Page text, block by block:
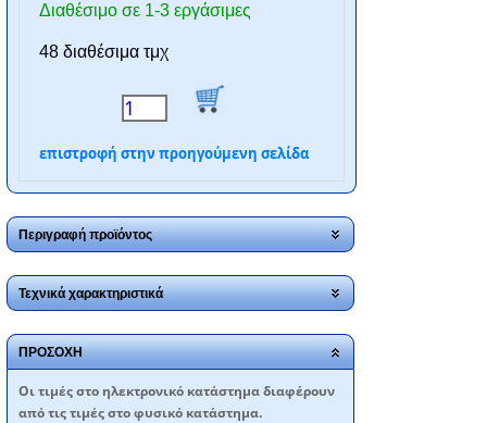
Διαθέσιμο σε 1-3 εργάσιμες
48 διαθέσιμα τμχ
επιστροφή στην προηγούμενη σελίδα
Περιγραφή προϊόντος
Τεχνικά χαρακτηριστικά
ΠΡΟΣΟΧΗ
Oι τιμές στο ηλεκτρονικό κατάστημα διαφέρουν
από τις τιμές στο φυσικό κατάστημα.